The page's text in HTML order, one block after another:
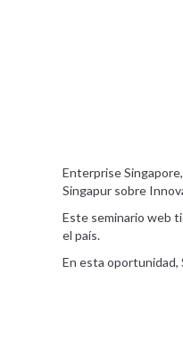
Enterprise
Singapur sobre
Este seminario web
el país.
En esta oportunidad,